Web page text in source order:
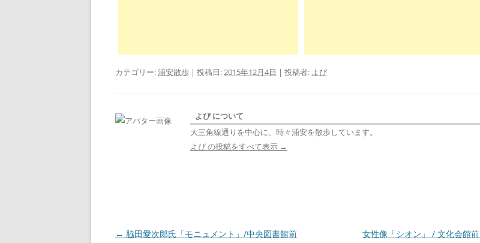
カテゴリー:浦安散歩 | 投稿日:2015年12月4日 | 投稿者: よぴ
よぴ について
大三角線通りを中心に、時々浦安を散歩しています。
よぴ の投稿をすべて表示 →
投
← 脇田愛次郎氏「モニュメント」/中央図書館前 女性像「シオン」 / 文化会館前